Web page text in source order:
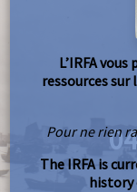
L’IRFA
ressources
Pour ne rien
The IRFA is
history